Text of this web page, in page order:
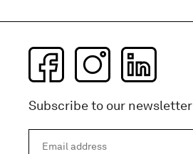
Subscribe to our newsletter